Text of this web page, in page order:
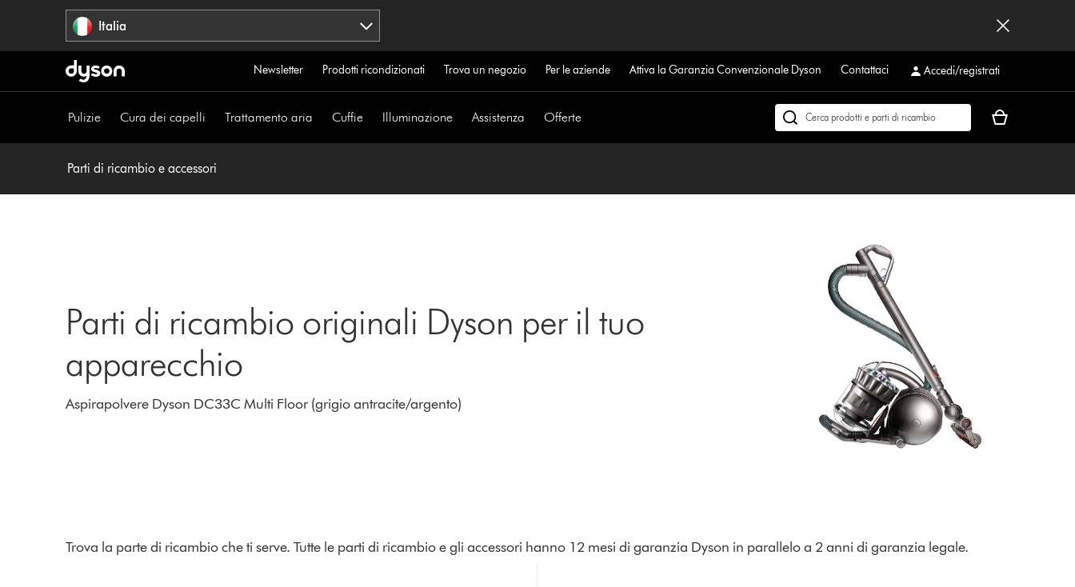
Italia
Newsletter Prodotti ricondizionati Trova un negozio Per le aziende Attiva la Garanzia Convenzionale Dyson Contattaci Accedi/registrati
Pulizie Cura dei capelli Trattamento aria Cuffie Illuminazione Assistenza Offerte
Cerca
Il
Parti di ricambio e accessori
Parti di ricambio originali Dyson per il tuo
apparecchio
Aspirapolvere Dyson DC33C Multi Floor (grigio antracite/argento)
Trova la parte di ricambio che ti serve. Tutte le parti di ricambio e gli accessori hanno 12 mesi di garanzia Dyson in parallelo a 2 anni di garanzia legale.